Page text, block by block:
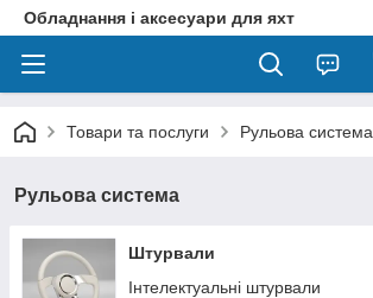
Обладнання і аксесуари для яхт
Товари та послуги Рульова система
Рульова система
Штурвали
Інтелектуальні штурвали